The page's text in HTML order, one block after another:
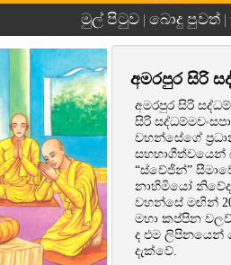
මුල් පිටුව | බොදු පුවත් |
අමරපුර සිරි
අමරපුර සිරි
සිරි
වහන්සේගේ
සහභාගීත්වයෙන්
“ස්වේජින්”
නාහිමියෝ
වහන්සේ මඟින්
මහා කප්පින
ද එම ලිපිනයෙන්
දැක්වේ.